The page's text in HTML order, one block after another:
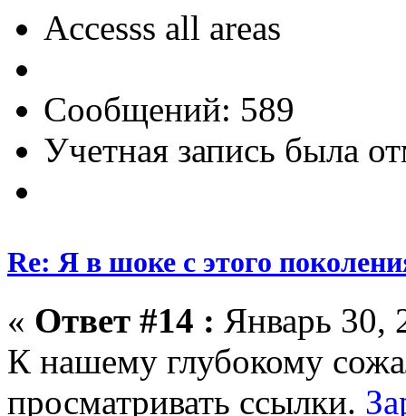
Accesss all areas
Сообщений: 589
Учетная запись была
Re: Я в шоке с этого
« Ответ #14 : Январь 30,
К нашему глубокому
просматривать ссылки.